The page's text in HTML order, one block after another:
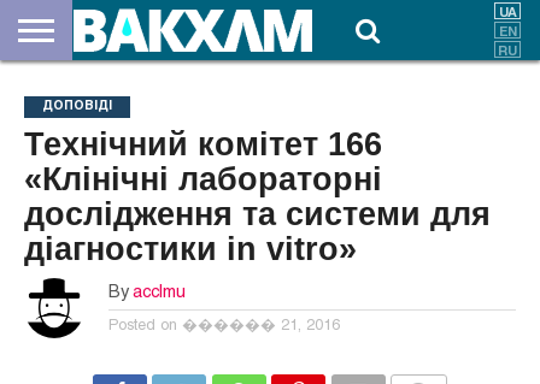
НАС
ВНЕСКИ
ДОКУМЕНТИ
НОВИНИ
КОНТАКТИ
ДОПОВІДІ
Технічний комітет 166
«Клінічні лабораторні
дослідження та системи для
діагностики in vitro»
By acclmu
Posted on ������ 21, 2016